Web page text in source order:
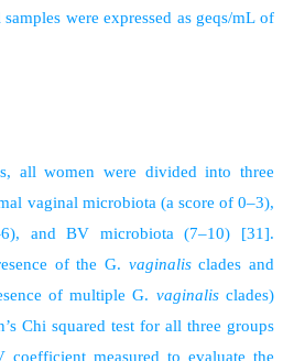
were expressed as geqs/mL of
all women were divided into three
vaginal microbiota (a score of 0–3),
and BV microbiota (7–10) [31].
of the G. vaginalisclades and
of multiple G. vaginalisclades)
Chi squared test for all three groups
coefficient measured to evaluate the